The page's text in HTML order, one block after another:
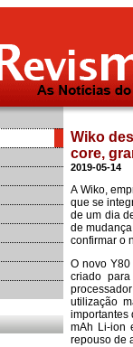
Wiko
core,
2019-05-14
A Wiko,
que se
de um dia
de
confirmar o
O novo
criado
utilização
importantes
mAh Li-ion
repouso de